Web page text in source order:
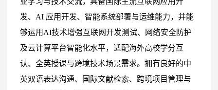
发、AI 应用开发、智能系统部署与运维能力，并能
够运用AI技术增强互联网开发测试、网络安全防护
及云计算平台智能化水平，适配海外高校学分互
认、全英授课与跨境技术场景需求。拥有良好的中
英双语表达沟通、国际文献检索、跨境项目管理与